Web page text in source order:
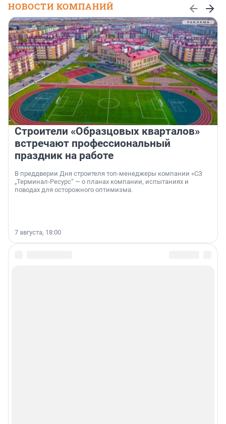
НОВОСТИ КОМПАНИЙ
Строители «Образцовых кварталов»
встречают профессиональный
праздник на работе
В преддверии Дня строителя топ-менеджеры компании «СЗ
„Терминал-Ресурс“ — о планах компании, испытаниях и
поводах для осторожного оптимизма.
7 августа, 18:00